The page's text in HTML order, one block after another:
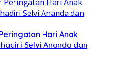
Hari Anak
Selvi Ananda dan